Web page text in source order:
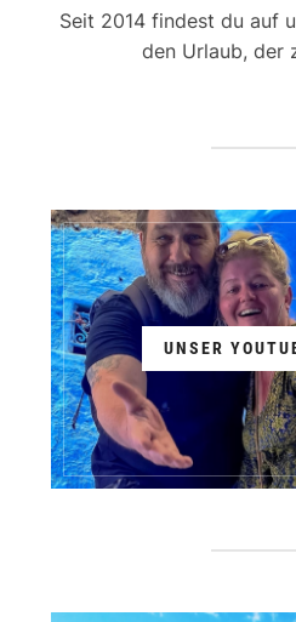
Seit 2014 findest du auf
den Urlaub, der
UNSER